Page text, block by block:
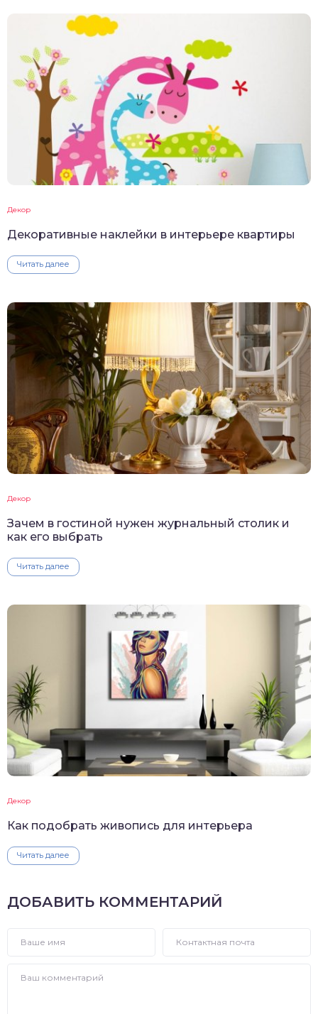
Декор
Декоративные наклейки в интерьере квартиры
Читать далее
Декор
Зачем в гостиной нужен журнальный столик и
как его выбрать
Читать далее
Декор
Как подобрать живопись для интерьера
Читать далее
ДОБАВИТЬ КОММЕНТАРИЙ